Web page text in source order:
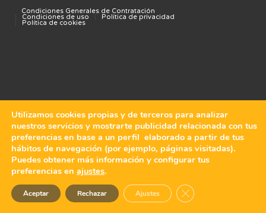
Condiciones Generales de Contratación
Condiciones de uso Política de privacidad
Política de cookies
Utilizamos cookies propias y de terceros para analizar
nuestros servicios y mostrarte publicidad relacionada con tus
preferencias en base a un perfil elaborado a partir de tus
hábitos de navegación (por ejemplo, páginas visitadas).
Puedes obtener más información y configurar tus
preferencias en ajustes.
Aceptar Rechazar Ajustes Cerrar el banner de